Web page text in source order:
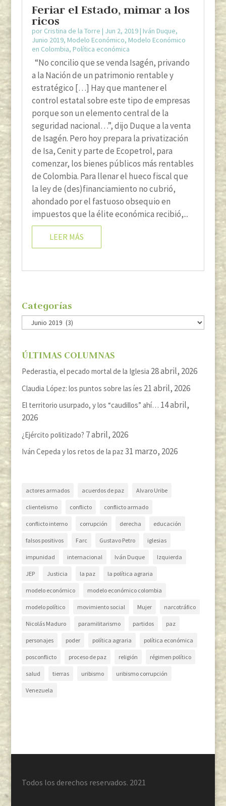
Feriar el Estado, mimar a los
ricos
por Cristina de la Torre | Jun 2, 2019| Iván Duque,
Junio 2019, Modelo Económico, Modelo Económico
en Colombia, Política económica
“No concilio que se venda Isagén, privando
a la Nación de un patrimonio rentable y
estratégico […] Hay que mantener el
control estatal sobre este tipo de empresas
porque son un elemento central de la
seguridad nacional…”, dijo Duque a la venta
de Isagén. Pero hoy prepara la privatización
de Isa, Cenit y parte de Ecopetrol, para
comenzar, los bienes públicos más rentables
de Colombia. Para llenar el hueco fiscal que
la ley de (des)financiamiento no cubrió,
ahondado por el fastuoso obsequio en
impuestos que la élite económica recibió,...
LEER MÁS
Categorías
Categorías
ÚLTIMAS COLUMNAS
Pederastia, el pecado mortal de la Iglesia 28 abril, 2026
Claudia López: los puntos sobre las íes 21 abril, 2026
El territorio usurpado, y los “caudillos” ahí… 14 abril,
2026
¿Ejército politizado? 7 abril, 2026
Iván Cepeda y los retos de la paz 31 marzo, 2026
actores armados acuerdos de paz Alvaro Uribe
clientelismo conflicto conflicto armado
conflicto interno corrupción derecha educación
falsos positivos Farc Gustavo Petro iglesias
impunidad internacional Iván Duque Izquierda
JEP Justicia la paz la política agraria
modelo económico modelo económico colombia
modelo político movimiento social Mujer narcotráfico
Nicolás Maduro paramilitarismo partidos paz
personajes poder política agraria política económica
posconflicto proceso de paz religión régimen político
salud tierras uribismo uribismo corrupción
Venezuela
Todos los derechos reservados. 2021